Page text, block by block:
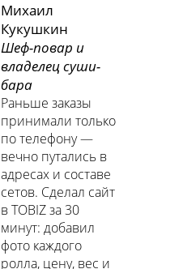
Михаил
Кукушкин
Шеф-повар и
владелец суши-
бара
Раньше заказы
принимали только
по телефону —
вечно путались в
адресах и составе
сетов. Сделал сайт
в TOBIZ за 30
минут: добавил
фото каждого
ролла, цену, вес и